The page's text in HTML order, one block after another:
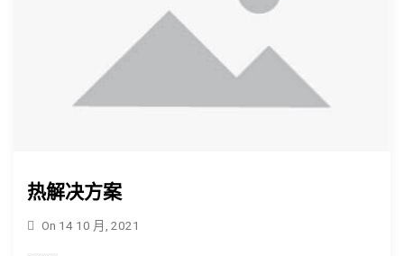
热解决方案
On 14 10 月, 2021